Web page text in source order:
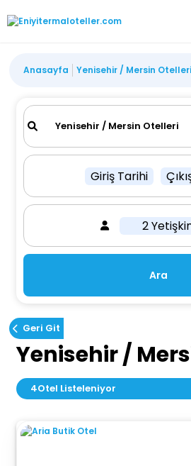
Anasayfa Yenisehir / Mersin Otelleri
Giriş Tarihi
2
Ara
Geri Git
Yenisehir /
4Otel Listeleniyor